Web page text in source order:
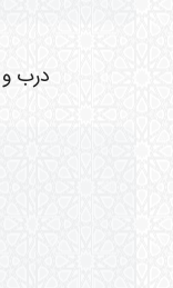
درب و